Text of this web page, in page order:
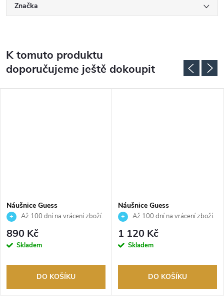
Značka
K tomuto produktu
doporučujeme ještě dokoupit
Náušnice Guess
JUBE02158JWYGT
Až 100 dní na vrácení zboží.
Autorizovaný prodejce.
890 Kč
Skladem
DO KOŠÍKU
Náušnice Guess
JUBE06284JWRHT
Až 100 dní na vrácení zboží.
Autorizovaný prodejce.
1 120 Kč
Skladem
DO KOŠÍKU